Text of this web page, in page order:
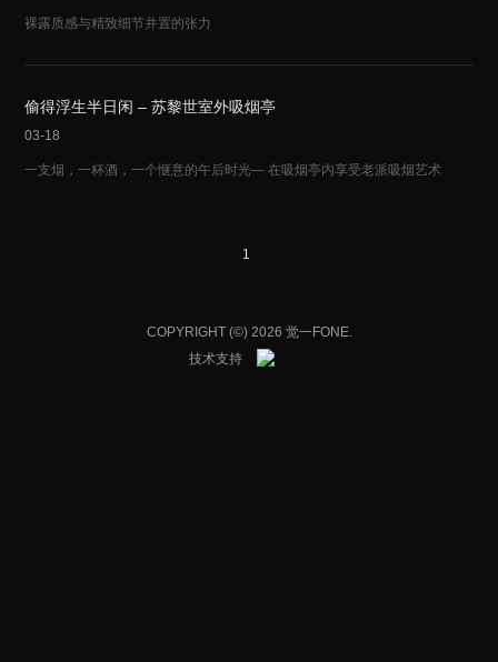
裸露质感与精致细节并置的张力
偷得浮生半日闲 – 苏黎世室外吸烟亭
03-18
一支烟，一杯酒，一个惬意的午后时光— 在吸烟亭内享受老派吸烟艺术
1
COPYRIGHT (©) 2026 觉一FONE.
技术支持